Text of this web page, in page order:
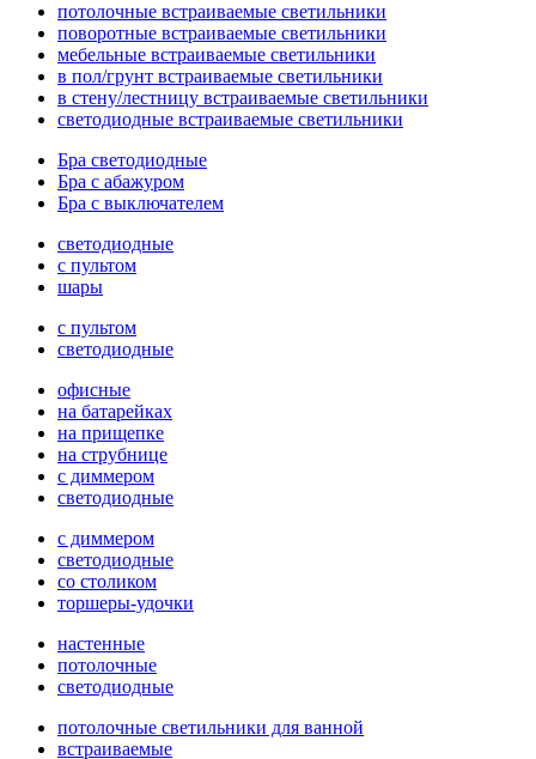
потолочные встраиваемые светильники
поворотные встраиваемые светильники
мебельные встраиваемые светильники
в пол/грунт встраиваемые светильники
в стену/лестницу встраиваемые светильники
светодиодные встраиваемые светильники
Бра светодиодные
Бра с абажуром
Бра с выключателем
светодиодные
с пультом
шары
с пультом
светодиодные
офисные
на батарейках
на прищепке
на струбнице
с диммером
светодиодные
с диммером
светодиодные
со столиком
торшеры-удочки
настенные
потолочные
светодиодные
потолочные светильники для ванной
встраиваемые